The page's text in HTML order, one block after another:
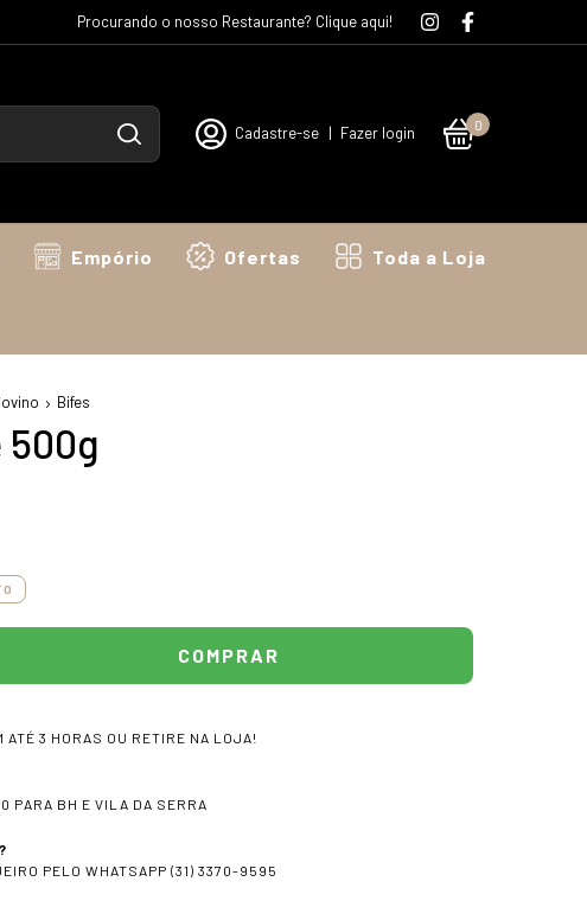
Procurando o nosso Restaurante? Clique aqui!
Cadastre-se | Fazer login 0
Empório Ofertas Toda a Loja
Bifes
500g
ATÉ 3 HORAS OU RETIRE NA LOJA!
PARA BH E VILA DA SERRA
PELO WHATSAPP (31) 3370-9595